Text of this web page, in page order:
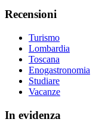
Recensioni
Turismo
Lombardia
Toscana
Enogastronomia
Studiare
Vacanze
In evidenza